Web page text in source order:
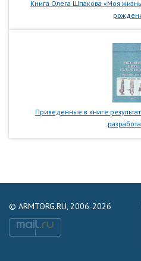
Книга Олега Шпакова «Моя
Приведенные в книге
© ARMTORG.RU, 2006-2026